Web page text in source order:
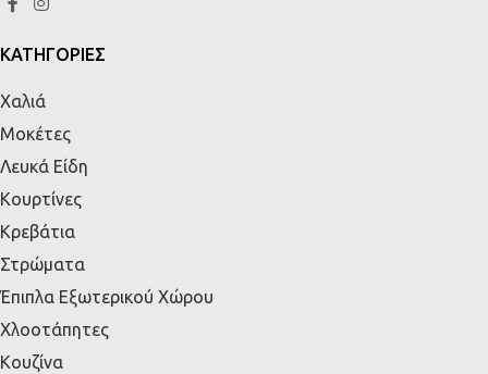
ΚΑΤΗΓΟΡΙΕΣ
Χαλιά
Μοκέτες
Λευκά Είδη
Κουρτίνες
Κρεβάτια
Στρώματα
Έπιπλα Εξωτερικού Χώρου
Χλοοτάπητες
Κουζίνα